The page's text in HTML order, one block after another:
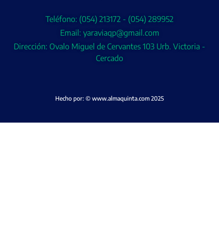
Teléfono: (054) 213172 - (054) 289952
Email: yaraviaqp@gmail.com
Dirección: Ovalo Miguel de Cervantes 103 Urb. Victoria -
Cercado
Hecho por: © www.almaquinta.com 2025